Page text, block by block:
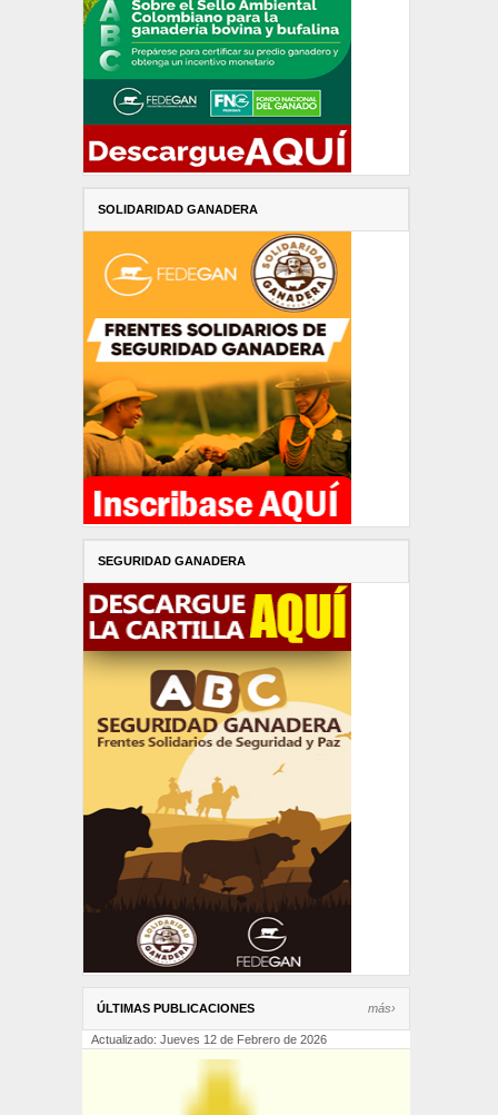
SOLIDARIDAD GANADERA
SEGURIDAD GANADERA
ÚLTIMAS PUBLICACIONES más›
Actualizado: Jueves 12 de Febrero de 2026